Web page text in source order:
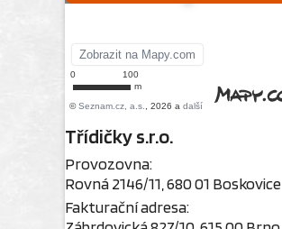
Třídičky s.r.o.
Provozovna:
Rovná 2146/11, 680 01 Boskovice
Fakturační adresa: